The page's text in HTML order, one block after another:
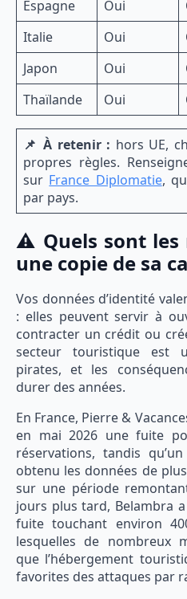
Espagne Oui
Italie
Oui
Japon
Oui
Thaïlande
Oui
📌 À retenir : hors UE,
propres règles.
sur France Diplomatie,
par pays.
⚠️ Quels sont les
une copie de sa
Vos données d’identité
: elles peuvent servir à
contracter un crédit ou
secteur touristique est
pirates, et les
durer des années.
En France, Pierre &
en mai 2026 une fuite
réservations, tandis
obtenu les données de
sur une période
jours plus tard, Belambra
fuite touchant environ
lesquelles de nombreux
que l’hébergement
favorites des attaques par